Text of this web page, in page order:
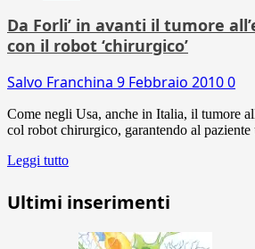
Da Forli’ in avanti il tumore
con il robot ‘chirurgico’
Salvo Franchina 9 Febbraio 20100
Come negli Usa, anche in Italia, il tumore
col robot chirurgico, garantendo al
Leggi tutto
Ultimi inserimenti